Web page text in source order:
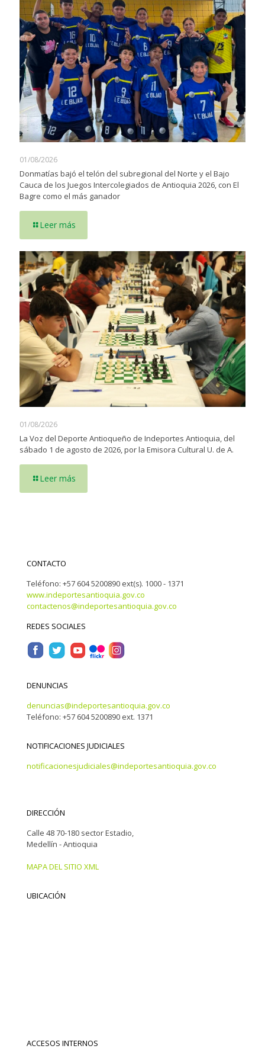
01/08/2026
Donmatías bajó el telón del subregional del Norte y el Bajo
Cauca de los Juegos Intercolegiados de Antioquia 2026, con El
Bagre como el más ganador
Leer más
01/08/2026
La Voz del Deporte Antioqueño de Indeportes Antioquia, del
sábado 1 de agosto de 2026, por la Emisora Cultural U. de A.
Leer más
CONTACTO
Teléfono: +57 604 5200890 ext(s). 1000 - 1371
www.indeportesantioquia.gov.co
contactenos@indeportesantioquia.gov.co
REDES SOCIALES
DENUNCIAS
denuncias@indeportesantioquia.gov.co
Teléfono: +57 604 5200890 ext. 1371
NOTIFICACIONES JUDICIALES
notificacionesjudiciales@indeportesantioquia.gov.co
DIRECCIÓN
Calle 48 70-180 sector Estadio,
Medellín - Antioquia
MAPA DEL SITIO XML
UBICACIÓN
ACCESOS INTERNOS